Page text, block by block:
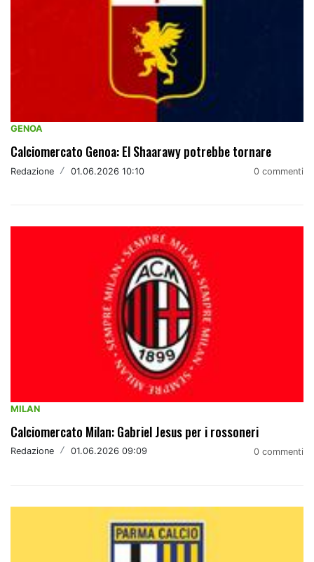
GENOA
Calciomercato Genoa: El Shaarawy potrebbe tornare
Redazione / 01.06.2026 10:10 0 commenti
MILAN
Calciomercato Milan: Gabriel Jesus per i rossoneri
Redazione / 01.06.2026 09:09 0 commenti